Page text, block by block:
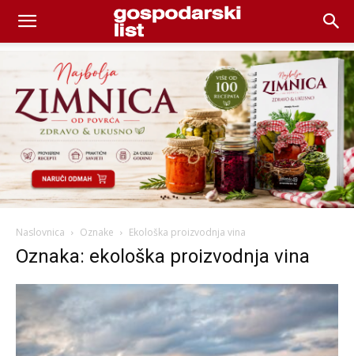
Naslovnica Oznake Ekološka proizvodnja vina
Oznaka: ekološka proizvodnja vina